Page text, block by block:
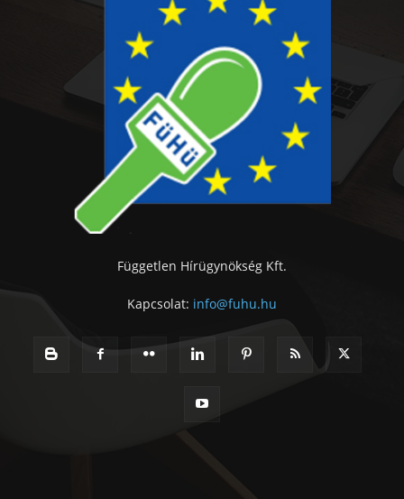
Független Hírügynökség Kft.
Kapcsolat: info@fuhu.hu